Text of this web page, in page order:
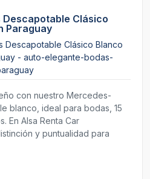
Clásico
Paraguay
con nuestro Mercedes-
blanco, ideal para bodas, 15
En Alsa Renta Car
y puntualidad para